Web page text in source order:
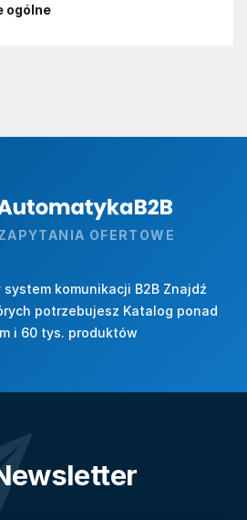
ogólne
OFERTOWE
komunikacji B2B Znajdź
potrzebujesz Katalog ponad
i 60 tys. produktów